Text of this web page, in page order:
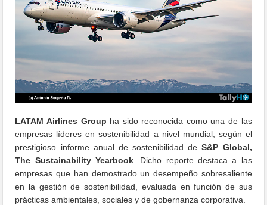
LATAM Airlines Group ha sido reconocida como una de las
empresas líderes en sostenibilidad a nivel mundial, según el
prestigioso informe anual de sostenibilidad de S&P Global,
The Sustainability Yearbook . Dicho reporte destaca a las
empresas que han demostrado un desempeño sobresaliente
en la gestión de sostenibilidad, evaluada en función de sus
prácticas ambientales, sociales y de gobernanza corporativa.